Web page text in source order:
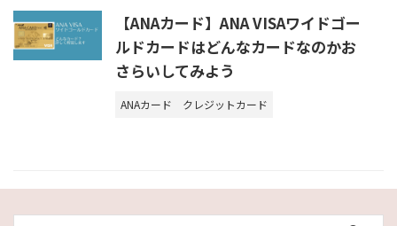
【ANAカード】ANA VISAワイドゴー
ルドカードはどんなカードなのかお
さらいしてみよう
ANAカード クレジットカード